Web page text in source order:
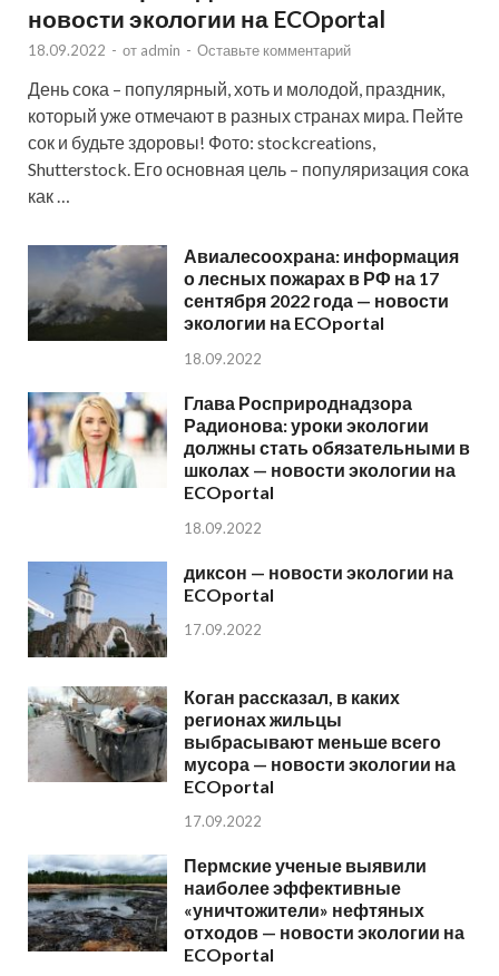
новости экологии на ECOportal
18.09.2022 - от admin - Оставьте комментарий
День сока – популярный, хоть и молодой, праздник,
который уже отмечают в разных странах мира. Пейте
сок и будьте здоровы! Фото: stockcreations,
Shutterstock. Его основная цель – популяризация сока
как …
Авиалесоохрана: информация
о лесных пожарах в РФ на 17
сентября 2022 года — новости
экологии на ECOportal
18.09.2022
Глава Росприроднадзора
Радионова: уроки экологии
должны стать обязательными в
школах — новости экологии на
ECOportal
18.09.2022
диксон — новости экологии на
ECOportal
17.09.2022
Коган рассказал, в каких
регионах жильцы
выбрасывают меньше всего
мусора — новости экологии на
ECOportal
17.09.2022
Пермские ученые выявили
наиболее эффективные
«уничтожители» нефтяных
отходов — новости экологии на
ECOportal